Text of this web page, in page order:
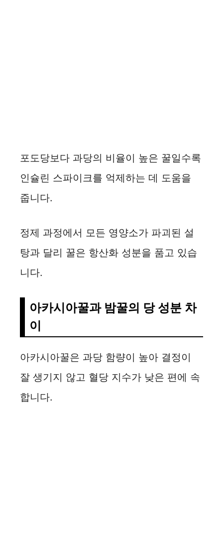
포도당보다 과당의 비율이 높은 꿀일수록
인슐린 스파이크를 억제하는 데 도움을
줍니다.
정제 과정에서 모든 영양소가 파괴된 설
탕과 달리 꿀은 항산화 성분을 품고 있습
니다.
아카시아꿀과 밤꿀의 당 성분 차
이
아카시아꿀은 과당 함량이 높아 결정이
잘 생기지 않고 혈당 지수가 낮은 편에 속
합니다.